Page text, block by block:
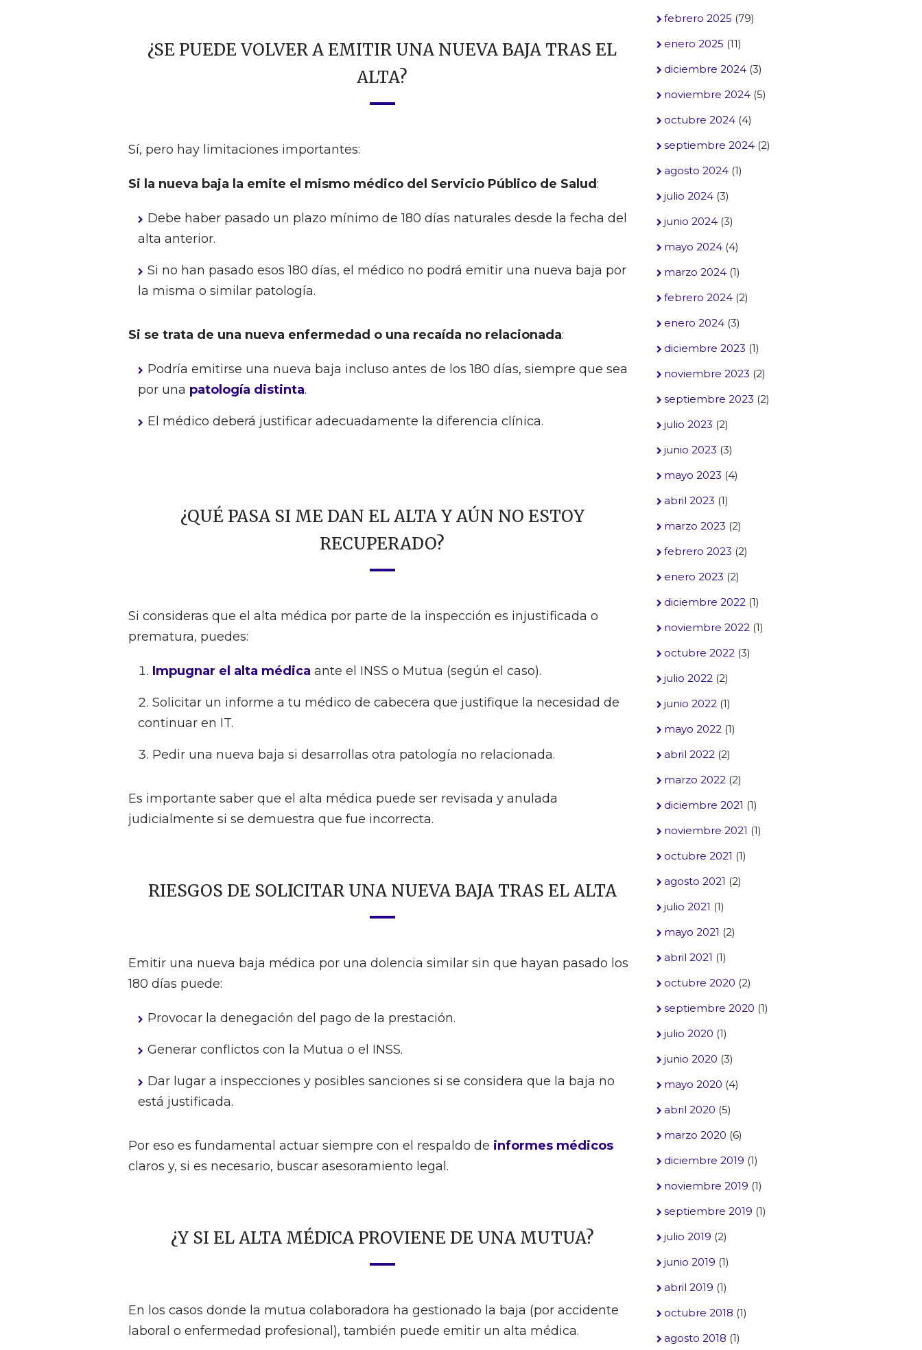
¿SE PUEDE VOLVER A EMITIR UNA NUEVA BAJA TRAS EL
ALTA?
Sí, pero hay limitaciones importantes:
Si la nueva baja la emite el mismo médico del Servicio Público de Salud:
Debe haber pasado un plazo mínimo de 180 días naturales desde la fecha del
alta anterior.
Si no han pasado esos 180 días, el médico no podrá emitir una nueva baja por
la misma o similar patología.
Si se trata de una nueva enfermedad o una recaída no relacionada:
Podría emitirse una nueva baja incluso antes de los 180 días, siempre que sea
por una patología distinta.
El médico deberá justificar adecuadamente la diferencia clínica.
¿QUÉ PASA SI ME DAN EL ALTA Y AÚN NO ESTOY
RECUPERADO?
Si consideras que el alta médica por parte de la inspección es injustificada o
prematura, puedes:
Impugnar el alta médica ante el INSS o Mutua (según el caso).
Solicitar un informe a tu médico de cabecera que justifique la necesidad de
continuar en IT.
Pedir una nueva baja si desarrollas otra patología no relacionada.
Es importante saber que el alta médica puede ser revisada y anulada
judicialmente si se demuestra que fue incorrecta.
RIESGOS DE SOLICITAR UNA NUEVA BAJA TRAS EL ALTA
Emitir una nueva baja médica por una dolencia similar sin que hayan pasado los
180 días puede:
Provocar la denegación del pago de la prestación.
Generar conflictos con la Mutua o el INSS.
Dar lugar a inspecciones y posibles sanciones si se considera que la baja no
está justificada.
Por eso es fundamental actuar siempre con el respaldo de informes médicos
claros y, si es necesario, buscar asesoramiento legal.
¿Y SI EL ALTA MÉDICA PROVIENE DE UNA MUTUA?
En los casos donde la mutua colaboradora ha gestionado la baja (por accidente
laboral o enfermedad profesional), también puede emitir un alta médica.
febrero 2025 (79)
enero 2025 (11)
diciembre 2024 (3)
noviembre 2024 (5)
octubre 2024 (4)
septiembre 2024 (2)
agosto 2024 (1)
julio 2024 (3)
junio 2024 (3)
mayo 2024 (4)
marzo 2024 (1)
febrero 2024 (2)
enero 2024 (3)
diciembre 2023 (1)
noviembre 2023 (2)
septiembre 2023 (2)
julio 2023 (2)
junio 2023 (3)
mayo 2023 (4)
abril 2023 (1)
marzo 2023 (2)
febrero 2023 (2)
enero 2023 (2)
diciembre 2022 (1)
noviembre 2022 (1)
octubre 2022 (3)
julio 2022 (2)
junio 2022 (1)
mayo 2022 (1)
abril 2022 (2)
marzo 2022 (2)
diciembre 2021 (1)
noviembre 2021 (1)
octubre 2021 (1)
agosto 2021 (2)
julio 2021 (1)
mayo 2021 (2)
abril 2021 (1)
octubre 2020 (2)
septiembre 2020 (1)
julio 2020 (1)
junio 2020 (3)
mayo 2020 (4)
abril 2020 (5)
marzo 2020 (6)
diciembre 2019 (1)
noviembre 2019 (1)
septiembre 2019 (1)
julio 2019 (2)
junio 2019 (1)
abril 2019 (1)
octubre 2018 (1)
agosto 2018 (1)